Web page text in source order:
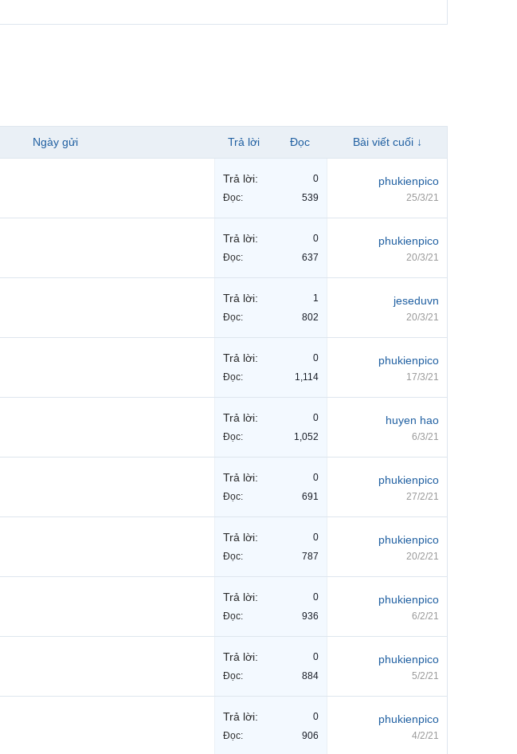
Ngày gửi Trả lời Đọc Bài viết cuối ↓
Trả lời:
0
Đọc:
539
phukienpico
25/3/21
Trả lời:
0
Đọc:
637
phukienpico
20/3/21
Trả lời:
1
Đọc:
802
jeseduvn
20/3/21
Trả lời:
0
Đọc:
1,114
phukienpico
17/3/21
Trả lời:
0
Đọc:
1,052
huyen hao
6/3/21
Trả lời:
0
Đọc:
691
phukienpico
27/2/21
Trả lời:
0
Đọc:
787
phukienpico
20/2/21
Trả lời:
0
Đọc:
936
phukienpico
6/2/21
Trả lời:
0
Đọc:
884
phukienpico
5/2/21
Trả lời:
0
Đọc:
906
phukienpico
4/2/21